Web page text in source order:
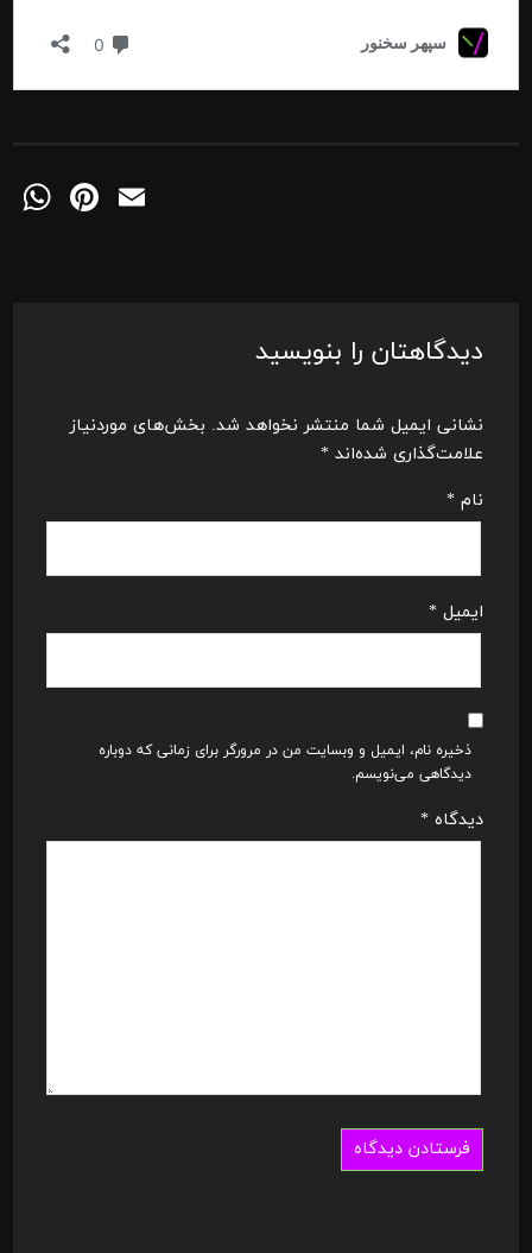
Email
Pinterest
دیدگاهتان را بنویسید
نشانی ایمیل شما منتشر نخواهد شد. بخش‌های موردنیاز
علامت‌گذاری شده‌اند *
نام *
ایمیل *
ذخیره نام، ایمیل و وبسایت من در مرورگر برای زمانی که دوباره
دیدگاهی می‌نویسم.
دیدگاه *